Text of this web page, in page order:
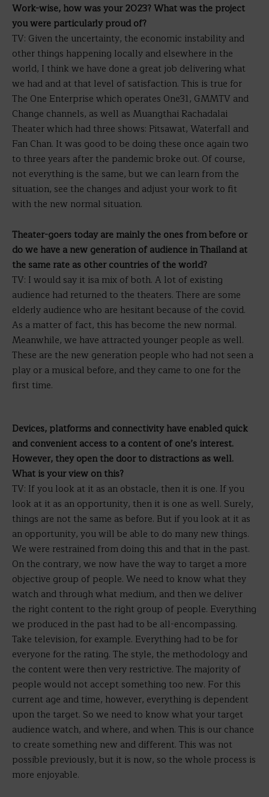
Work-wise, how was your 2023? What was the project
you were particularly proud of?
TV: Given the uncertainty, the economic instability and
other things happening locally and elsewhere in the
world, I think we have done a great job delivering what
we had and at that level of satisfaction. This is true for
The One Enterprise which operates One31, GMMTV and
Change channels, as well as Muangthai Rachadalai
Theater which had three shows: Pitsawat, Waterfall and
Fan Chan. It was good to be doing these once again two
to three years after the pandemic broke out. Of course,
not everything is the same, but we can learn from the
situation, see the changes and adjust your work to fit
with the new normal situation.
Theater-goers today are mainly the ones from before or
do we have a new generation of audience in Thailand at
the same rate as other countries of the world?
TV: I would say it isa mix of both. A lot of existing
audience had returned to the theaters. There are some
elderly audience who are hesitant because of the covid.
As a matter of fact, this has become the new normal.
Meanwhile, we have attracted younger people as well.
These are the new generation people who had not seen a
play or a musical before, and they came to one for the
first time.
Devices, platforms and connectivity have enabled quick
and convenient access to a content of one’s interest.
However, they open the door to distractions as well.
What is your view on this?
TV: If you look at it as an obstacle, then it is one. If you
look at it as an opportunity, then it is one as well. Surely,
things are not the same as before. But if you look at it as
an opportunity, you will be able to do many new things.
We were restrained from doing this and that in the past.
On the contrary, we now have the way to target a more
objective group of people. We need to know what they
watch and through what medium, and then we deliver
the right content to the right group of people. Everything
we produced in the past had to be all-encompassing.
Take television, for example. Everything had to be for
everyone for the rating. The style, the methodology and
the content were then very restrictive. The majority of
people would not accept something too new. For this
current age and time, however, everything is dependent
upon the target. So we need to know what your target
audience watch, and where, and when. This is our chance
to create something new and different. This was not
possible previously, but it is now, so the whole process is
more enjoyable.